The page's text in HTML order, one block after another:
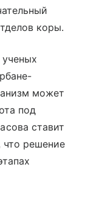
коры.
может
под
ставит
что решение